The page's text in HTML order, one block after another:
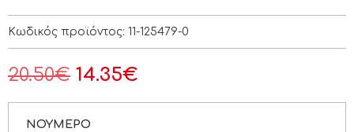
Κωδικός προϊόντος: 11-125479-0
20.50€ 14.35€
ΝΟΥΜΕΡΟ